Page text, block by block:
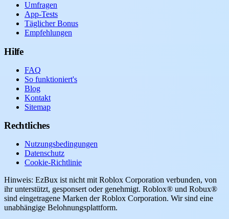
Umfragen
App-Tests
Täglicher Bonus
Empfehlungen
Hilfe
FAQ
So funktioniert's
Blog
Kontakt
Sitemap
Rechtliches
Nutzungsbedingungen
Datenschutz
Cookie-Richtlinie
Hinweis: EzBux ist nicht mit Roblox Corporation verbunden, von
ihr unterstützt, gesponsert oder genehmigt. Roblox® und Robux®
sind eingetragene Marken der Roblox Corporation. Wir sind eine
unabhängige Belohnungsplattform.